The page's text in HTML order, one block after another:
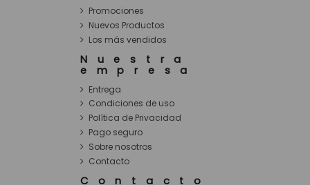
Promociones
Nuevos Productos
Los más vendidos
Nuestra
empresa
Entrega
Condiciones de uso
Política de Privacidad
Pago seguro
Sobre nosotros
Contacto
Contacto